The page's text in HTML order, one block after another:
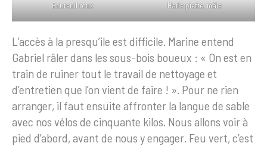
Ecureuil roux Harle piette, mâle
L’accès à la presqu’ile est difficile. Marine entend
Gabriel râler dans les sous-bois boueux : « On est en
train de ruiner tout le travail de nettoyage et
d’entretien que l’on vient de faire ! ». Pour ne rien
arranger, il faut ensuite affronter la langue de sable
avec nos vélos de cinquante kilos. Nous allons voir à
pied d’abord, avant de nous y engager. Feu vert, c’est